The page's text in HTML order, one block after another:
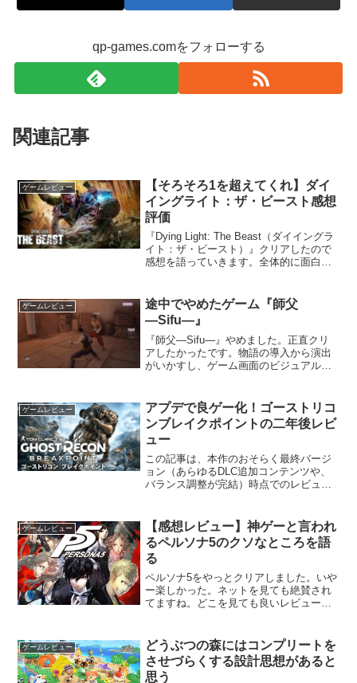
qp-games.comをフォローする
関連記事
ゲームレビュー
【そろそろ1を超えてくれ】ダイ
イングライト：ザ・ビースト感想
評価
『Dying Light: The Beast（ダイイングラ
イト：ザ・ビースト）』クリアしたので
感想を語っていきます。全体的に面白い
ったところパルクールの楽しさ海外の...
ゲームレビュー
途中でやめたゲーム『師父
―Sifu―』
『師父―Sifu―』やめました。正直クリ
アしたかったです。物語の導入から演出
がいかすし、ゲーム画面のビジュアルも
届けたかったんですが諦めます。理由
は、難しすぎてクリアで...
ゲームレビュー
アプデで良ゲー化！ゴーストリコ
ンブレイクポイントの二年後レビ
ュー
この記事は、本作のおそらく最終バージ
ョン（あらゆるDLC追加コンテンツや、
バランス調整が完結）時点でのレビュー
が、めちゃくちゃ面白いです。このソフ
ト、2019年の発...
ゲームレビュー
【感想レビュー】神ゲーと言われ
るペルソナ5のクソなところを語
る
ペルソナ5をやっとクリアしました。いや
ー楽しかった。ネットを見ても絶賛され
てますね。どこを見ても良いレビューが
いうとそうではなく、結構気になるとこ
ろがありました。というわ...
ゲームレビュー
どうぶつの森にはコンプリートを
させづらくする設計思想があると
思う